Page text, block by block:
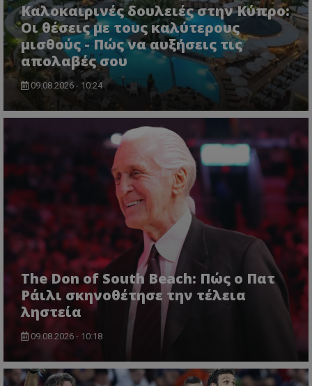
Καλοκαιρινές δουλειές στην Κύπρο:
Οι θέσεις με τους καλύτερους
μισθούς - Πώς να αυξήσεις τις
απολαβές σου
09.08.2026 - 10:24
The Don of South Beach: Πώς ο Πατ
Ράιλι σκηνοθέτησε την τέλεια
ληστεία
09.08.2026 - 10:18